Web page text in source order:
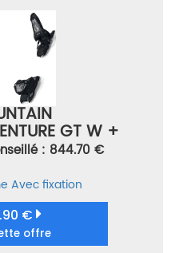
GT W +
: 844.70 €
Avec fixation
€
offre